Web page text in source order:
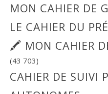
MON CAHIER DE
LE CAHIER DU
🖍 MON CAHIER
(43 703)
CAHIER DE SUIVI